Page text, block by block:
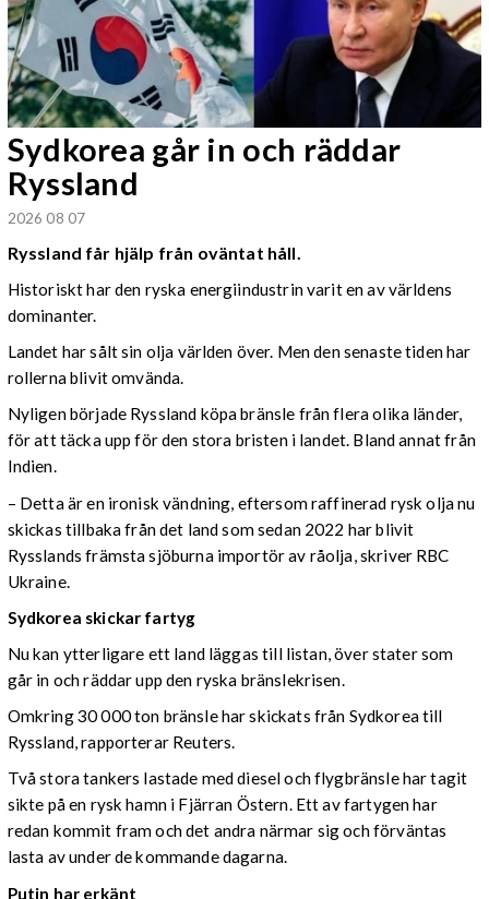
Sydkorea går in och räddar
Ryssland
2026 08 07
Ryssland får hjälp från oväntat håll.
Historiskt har den ryska energiindustrin varit en av världens
dominanter.
Landet har sålt sin olja världen över. Men den senaste tiden har
rollerna blivit omvända.
Nyligen började Ryssland köpa bränsle från flera olika länder,
för att täcka upp för den stora bristen i landet. Bland annat från
Indien.
– Detta är en ironisk vändning, eftersom raffinerad rysk olja nu
skickas tillbaka från det land som sedan 2022 har blivit
Rysslands främsta sjöburna importör av råolja, skriver RBC
Ukraine.
Sydkorea skickar fartyg
Nu kan ytterligare ett land läggas till listan, över stater som
går in och räddar upp den ryska bränslekrisen.
Omkring 30 000 ton bränsle har skickats från Sydkorea till
Ryssland, rapporterar Reuters.
Två stora tankers lastade med diesel och flygbränsle har tagit
sikte på en rysk hamn i Fjärran Östern. Ett av fartygen har
redan kommit fram och det andra närmar sig och förväntas
lasta av under de kommande dagarna.
Putin har erkänt